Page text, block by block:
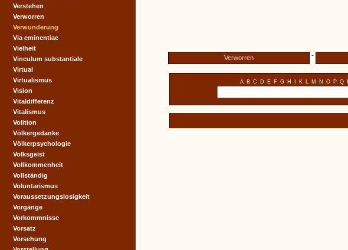
Verworren -
A B C D E F G H K L M N O P Q
Verstehen
Verworren
Verwunderung
Via eminentiae
Vielheit
Vinculum substantiale
Virtual
Virtualismus
Vision
Vitaldifferenz
Vitalismus
Volition
Völkergedanke
Völkerpsychologie
Volksgeist
Vollkommenheit
Vollständig
Voluntarismus
Voraussetzungslosigkeit
Vorgänge
Vorkommnisse
Vorsatz
Vorsehung